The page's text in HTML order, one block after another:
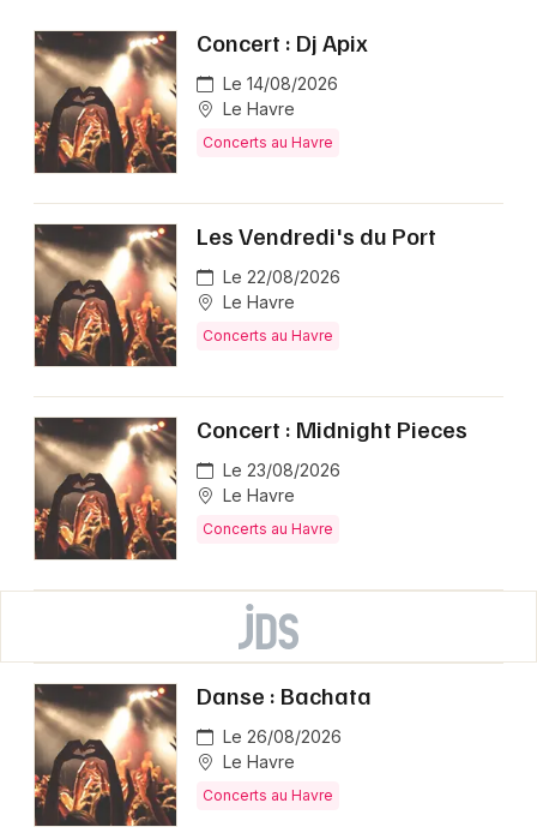
Concert : Dj Apix
Le 14/08/2026
Le Havre
Concerts au Havre
Les Vendredi's du Port
Le 22/08/2026
Le Havre
Concerts au Havre
Concert : Midnight Pieces
Le 23/08/2026
Le Havre
Concerts au Havre
Danse : Bachata
Le 26/08/2026
Le Havre
Concerts au Havre